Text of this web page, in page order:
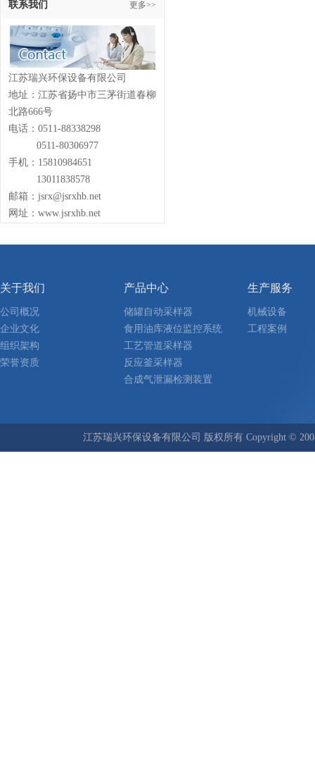
联系我们 更多>>
江苏瑞兴环保设备有限公司
地址：江苏省扬中市三茅街道春柳
北路666号
电话：0511-88338298
0511-80306977
手机：15810984651
13011838578
邮箱：jsrx@jsrxhb.net
网址：www.jsrxhb.net
关于我们
公司概况
企业文化
组织架构
荣誉资质
产品中心
储罐自动采样器
食用油库液位监控系统
工艺管道采样器
反应釜采样器
合成气泄漏检测装置
生产服务
机械设备
工程案例
江苏瑞兴环保设备有限公司 版权所有 Copyright ©